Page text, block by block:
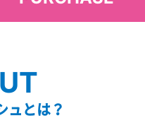
ュとは？